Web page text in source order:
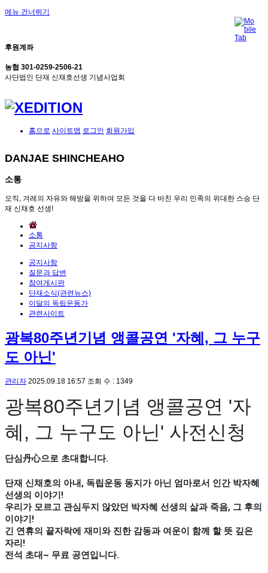
메뉴 건너뛰기
후원계좌
농협 301-0259-2506-21
사단법인 단재 신채호선생 기념사업회
홈으로 사이트맵 로그인 회원가입
DANJAE SHINCHEAHO
소통
오직, 겨레의 자유와 해방을 위하여 모든 것을 다 바친 우리 민족의 위대한 스승 단
재 신채호 선생!
소통
공지사항
공지사항
질문과 답변
참여게시판
단재소식(관련뉴스)
이달의 독립운동가
관련사이트
광복80주년기념 앵콜공연 '자혜, 그 누구
도 아닌'
관리자 2025.09.18 16:57 조회 수 : 1349
광복80주년기념 앵콜공연 '자
혜, 그 누구도 아닌' 사전신청
단심丹心으로 초대합니다.
단재 신채호의 아내, 독립운동 동지가 아닌 엄마로서 인간 박자혜
선생의 이야기!
우리가 모르고 관심두지 않았던 박자혜 선생의 삶과 죽음, 그 후의
이야기!
긴 연휴의 끝자락에 재미와 진한 감동과 여운이 함께 할 뜻 깊은
자리!
전석 초대~ 무료 공연입니다.